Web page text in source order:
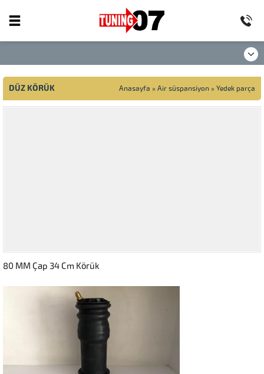
DÜZ KÖRÜK Anasayfa » Air süspansiyon » Yedek parça
80 MM Çap 34 Cm Körük